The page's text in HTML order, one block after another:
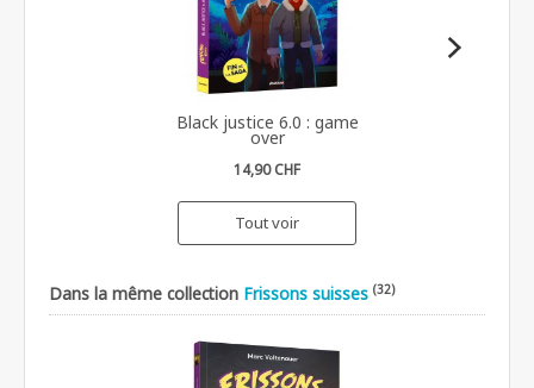
Black justice 6.0 : game
over
14,90 CHF
Tout voir
Dans la même collection Frissons suisses (32)